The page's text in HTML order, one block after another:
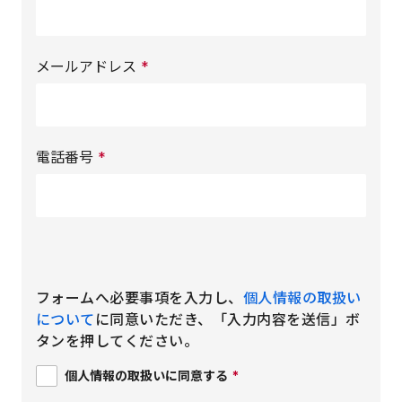
メールアドレス *
電話番号 *
フォームへ必要事項を入力し、 個人情報の取扱い
について に同意いただき、「入力内容を送信」ボ
タンを押してください。
個人情報の取扱いに同意する *